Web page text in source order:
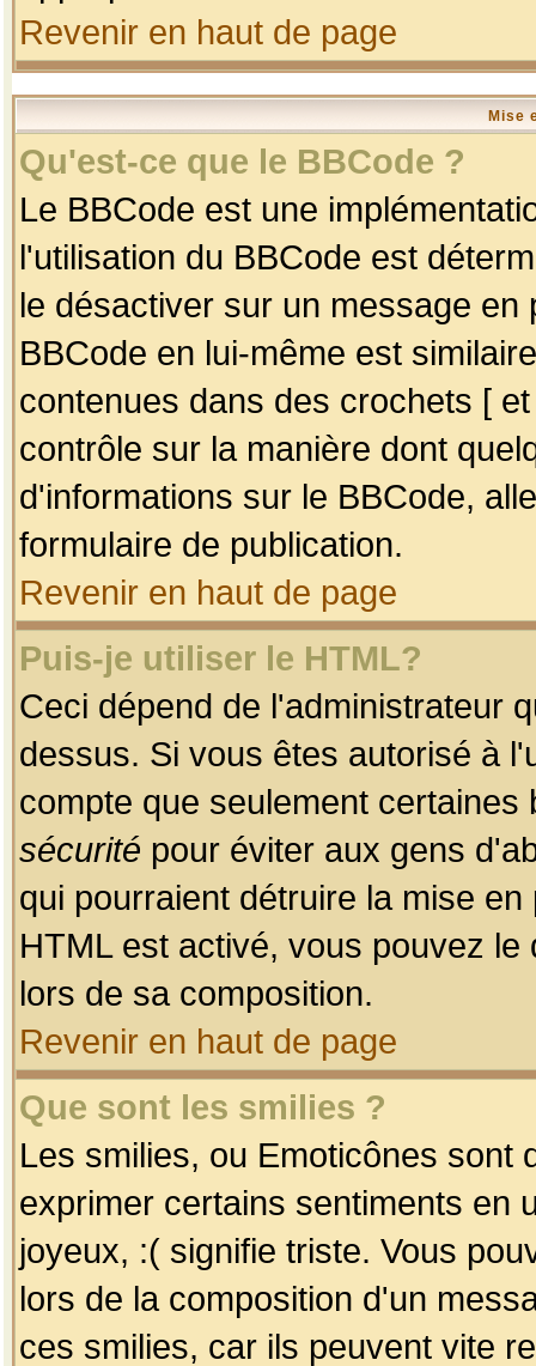
Revenir en haut de page
Mise
Qu'est-ce que le BBCode ?
Le BBCode est une
l'utilisation du BBCode est
le désactiver sur un message
BBCode en lui-même est
contenues dans des crochets [
contrôle sur la manière dont
d'informations sur le BBCode,
formulaire de publication.
Revenir en haut de page
Puis-je utiliser le HTML?
Ceci dépend de l'administrateur
dessus. Si vous êtes autorisé à
compte que seulement
sécurité pour éviter aux gens
qui pourraient détruire la mise
HTML est activé, vous pouvez
lors de sa composition.
Revenir en haut de page
Que sont les smilies ?
Les smilies, ou Emoticônes sont
exprimer certains sentiments en
joyeux, :( signifie triste. Vous
lors de la composition d'un
ces smilies, car ils peuvent vite